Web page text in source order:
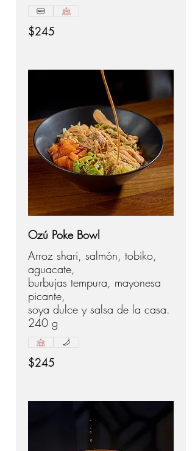
$245
Ozú Poke Bowl
Arroz shari, salmón, tobiko,
aguacate,
burbujas tempura, mayonesa
picante,
soya dulce y salsa de la casa.
240 g
$245